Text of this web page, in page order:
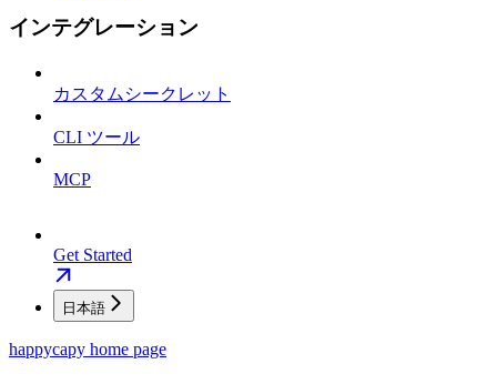
インテグレーション
カスタムシークレット
CLI ツール
MCP
Get Started
日本語
happycapy home page